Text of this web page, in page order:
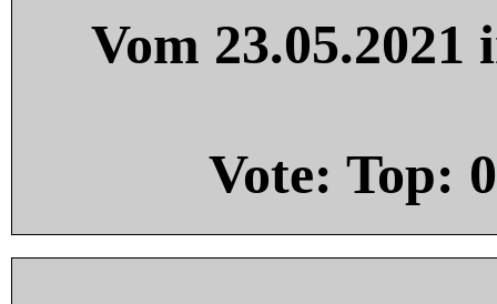
Vom
Vote: Top: 0